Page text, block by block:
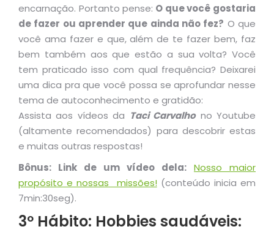
encarnação. Portanto pense: O que você gostaria
de fazer ou aprender que ainda não fez? O que
você ama fazer e que, além de te fazer bem, faz
bem também aos que estão a sua volta? Você
tem praticado isso com qual frequência? Deixarei
uma dica pra que você possa se aprofundar nesse
tema de autoconhecimento e gratidão:
Assista aos vídeos da Taci Carvalhono Youtube
(altamente recomendados) para descobrir estas
e muitas outras respostas!
Bônus: Link de um vídeo dela: Nosso maior
propósito e nossas missões!(conteúdo inicia em
7min:30seg).
3º Hábito: Hobbies saudáveis: